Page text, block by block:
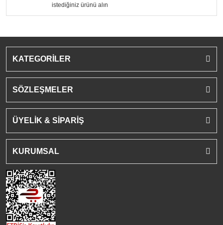
istediğiniz ürünü alın
KATEGORİLER
SÖZLEŞMELER
ÜYELİK & SİPARİŞ
KURUMSAL